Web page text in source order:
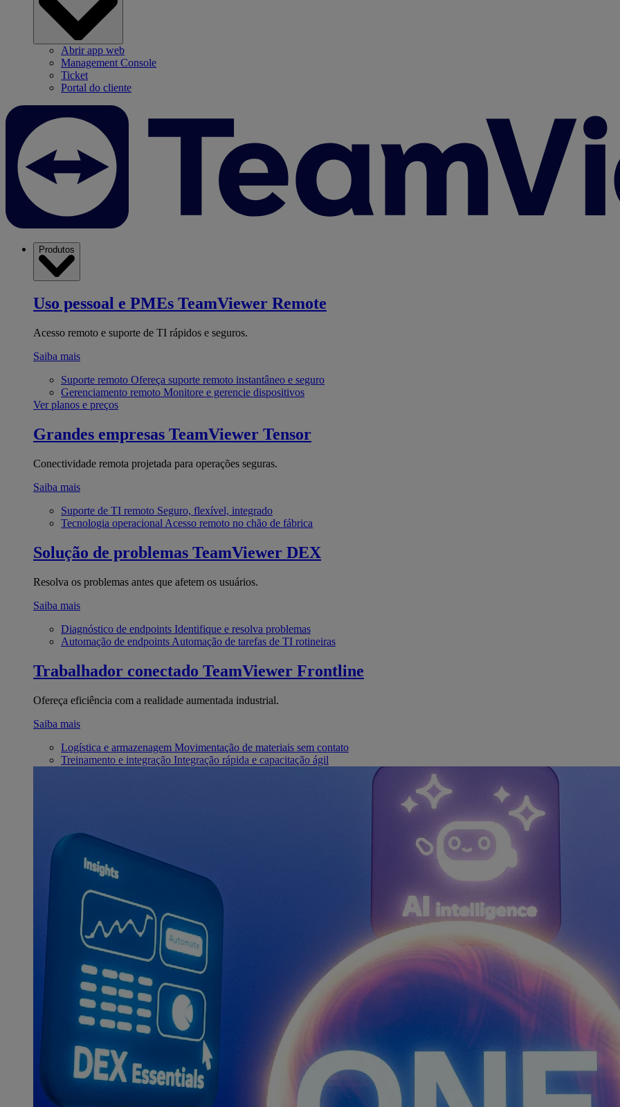
Abrir app web
Management Console
Ticket
Portal do cliente
Produtos
Uso pessoal e PMEs TeamViewer Remote
Acesso remoto e suporte de TI rápidos e seguros.
Saiba mais
Suporte remoto Ofereça suporte remoto instantâneo e seguro
Gerenciamento remoto Monitore e gerencie dispositivos
Ver planos e preços
Grandes empresas TeamViewer Tensor
Conectividade remota projetada para operações seguras.
Saiba mais
Suporte de TI remoto Seguro, flexível, integrado
Tecnologia operacional Acesso remoto no chão de fábrica
Solução de problemas TeamViewer DEX
Resolva os problemas antes que afetem os usuários.
Saiba mais
Diagnóstico de endpoints Identifique e resolva problemas
Automação de endpoints Automação de tarefas de TI rotineiras
Trabalhador conectado TeamViewer Frontline
Ofereça eficiência com a realidade aumentada industrial.
Saiba mais
Logística e armazenagem Movimentação de materiais sem contato
Treinamento e integração Integração rápida e capacitação ágil